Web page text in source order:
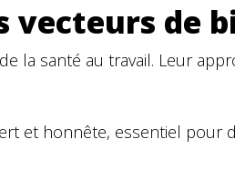
vecteurs de
la santé au travail. Leur
et honnête, essentiel pour